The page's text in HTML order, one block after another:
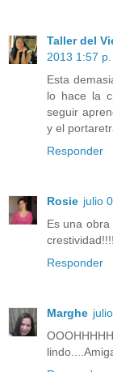
Taller del
2013 1:57 p.
Esta
lo hace la
seguir
y el
Responder
Rosie julio
Es una
Responder
Marghe